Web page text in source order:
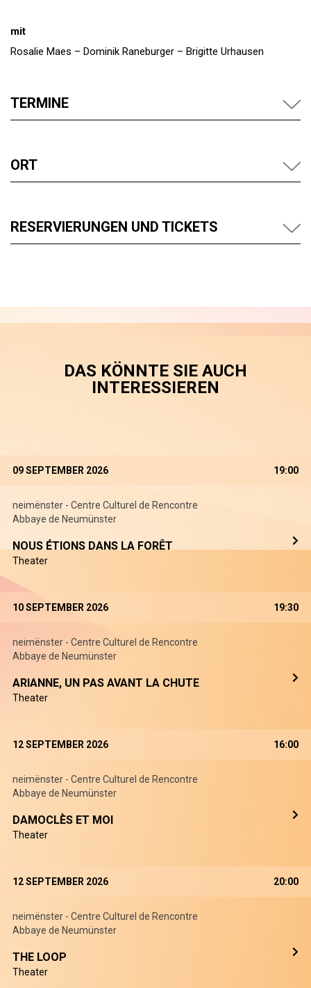
mit
Rosalie Maes – Dominik Raneburger – Brigitte Urhausen
TERMINE
ORT
RESERVIERUNGEN UND TICKETS
DAS KÖNNTE SIE AUCH
INTERESSIEREN
09 SEPTEMBER 2026 19:00
neimënster - Centre Culturel de Rencontre
Abbaye de Neumünster
NOUS ÉTIONS DANS LA FORÊT
Theater
10 SEPTEMBER 2026 19:30
neimënster - Centre Culturel de Rencontre
Abbaye de Neumünster
ARIANNE, UN PAS AVANT LA CHUTE
Theater
12 SEPTEMBER 2026 16:00
neimënster - Centre Culturel de Rencontre
Abbaye de Neumünster
DAMOCLÈS ET MOI
Theater
12 SEPTEMBER 2026 20:00
neimënster - Centre Culturel de Rencontre
Abbaye de Neumünster
THE LOOP
Theater